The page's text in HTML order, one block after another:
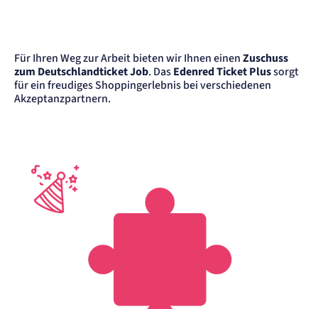
Für Ihren Weg zur Arbeit bieten wir Ihnen einenZuschuss
zum Deutschlandticket Job. DasEdenred Ticket Plussorgt
für ein freudiges Shoppingerlebnis bei verschiedenen
Akzeptanzpartnern.
STELLENANGEBOTE
SmartRecruiters
SmartRecruiters GmbH
Zweck:
Speichert die ausgewählten Filter-Eigenschaften des Benutzers, um die entsprechenden
Stellenangebote anzeigen zu können.